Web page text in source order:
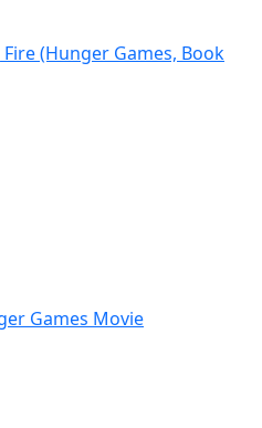
(Hunger Games, Book
Games Movie